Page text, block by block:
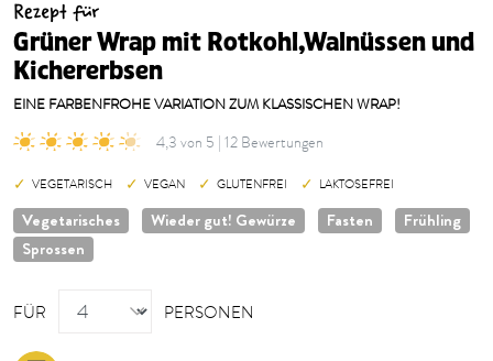
Rezept für
Grüner Wrap mit Rotkohl,Walnüssen und
Kichererbsen
EINE FARBENFROHE VARIATION ZUM KLASSISCHEN WRAP!
4,3 von 5 | 12 Bewertungen
VEGETARISCH VEGAN GLUTENFREI LAKTOSEFREI
Vegetarisches Wieder gut! Gewürze Fasten
Frühling
Sprossen
FÜR
PERSONEN
PERSONEN